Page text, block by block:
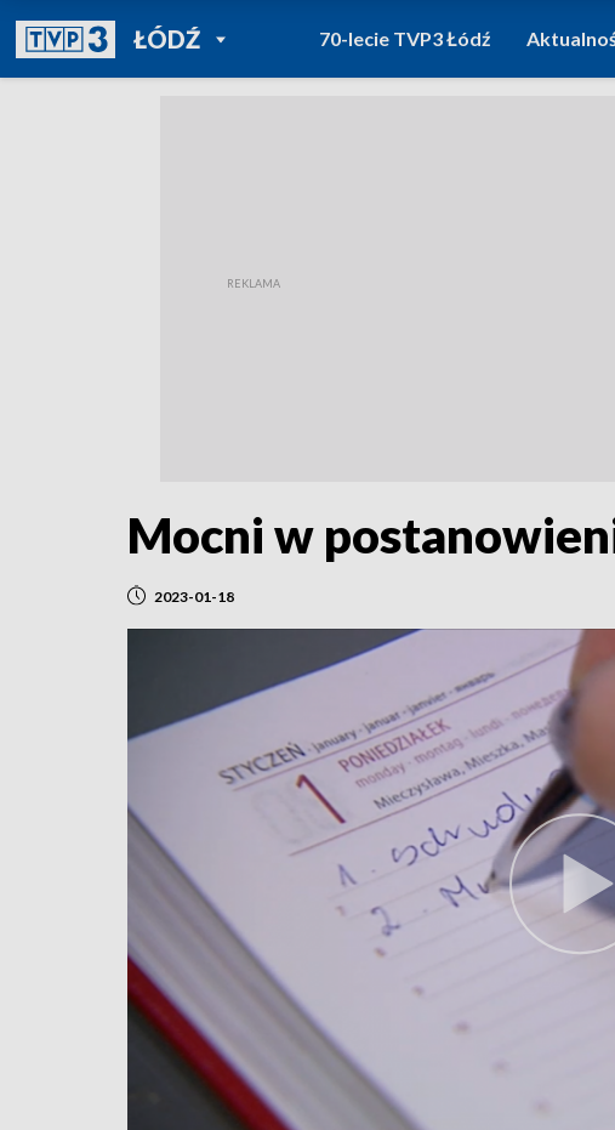
ŁÓDŹPOWRÓT DO
TVP REGIONY
70-lecie TVP3 Łódź
Mocni w
2023-01-18